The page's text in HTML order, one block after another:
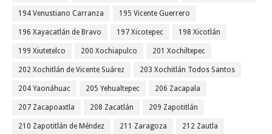
194 Venustiano Carranza 195 Vicente Guerrero
196 Xayacatlán de Bravo 197 Xicotepec 198 Xicotlán
199 Xiutetelco 200 Xochiapulco 201 Xochiltepec
202 Xochitlán de Vicente Suárez 203 Xochitlán Todos Santos
204 Yaonáhuac 205 Yehualtepec 206 Zacapala
207 Zacapoaxtla 208 Zacatlán 209 Zapotitlán
210 Zapotitlán de Méndez 211 Zaragoza 212 Zautla